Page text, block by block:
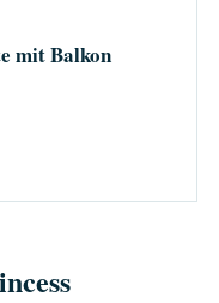
mit Balkon